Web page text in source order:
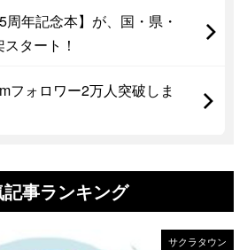
周年記念本】が、国・県・
タート！
フォロワー2万人突破しま
記事ランキング
サクラタウン